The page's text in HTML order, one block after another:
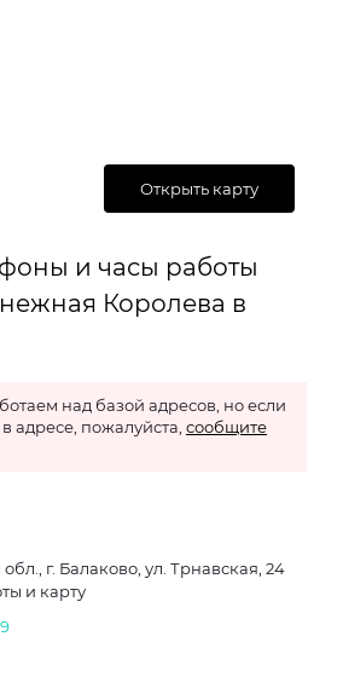
Открыть карту
и часы работы
Королева в
над базой адресов, но если
адресе, пожалуйста, сообщите
г. Балаково, ул. Трнавская, 24
и карту